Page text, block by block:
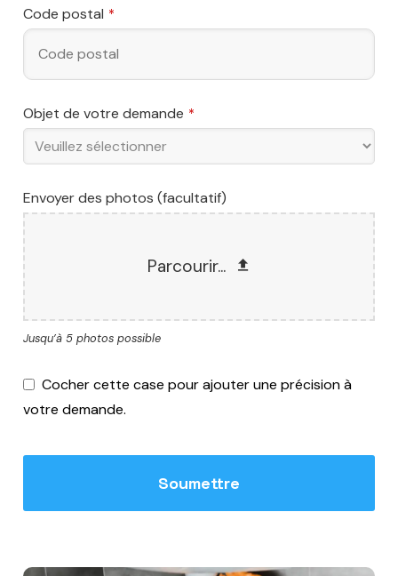
Code postal *
Objet de votre demande *
Envoyer des photos (facultatif)
Parcourir...
Jusqu’à 5 photos possible
Cocher cette case pour ajouter une précision à
votre demande.
Soumettre